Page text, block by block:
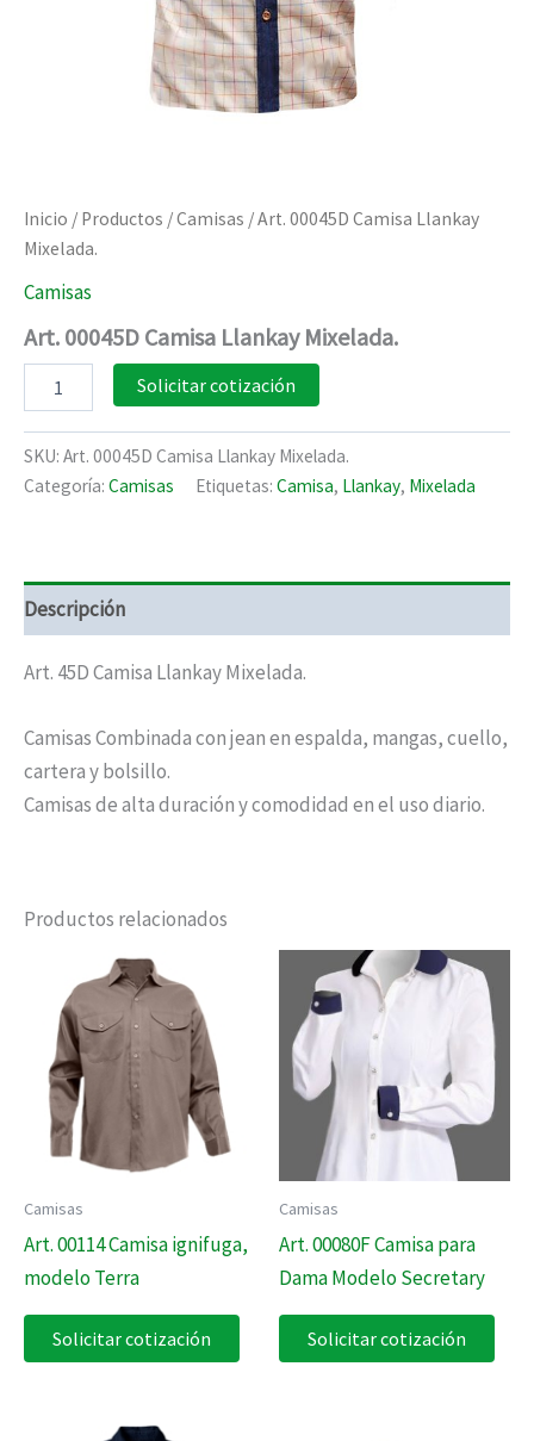
Inicio / Productos /Camisas / Art. 00045D Camisa Llankay
Mixelada.
Camisas
Art. 00045D Camisa Llankay Mixelada.
00045D
Llankay
Mixelada.
cantidad
Solicitar cotización
SKU: Art. 00045D Camisa Llankay Mixelada.
Categoría: Camisas Etiquetas: Camisa, Llankay, Mixelada
Descripción
Art. 45D Camisa Llankay Mixelada.
Camisas Combinada con jean en espalda, mangas, cuello,
cartera y bolsillo.
Camisas de alta duración y comodidad en el uso diario.
Productos relacionados
Camisas
Art. 00114 Camisa ignifuga,
modelo Terra
Solicitar cotización
Camisas
Art. 00080F Camisa para
Dama Modelo Secretary
Solicitar cotización